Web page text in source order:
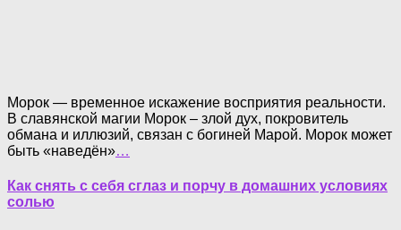
Морок — временное искажение восприятия реальности.
В славянской магии Морок – злой дух, покровитель
обмана и иллюзий, связан с богиней Марой. Морок может
быть «наведён»…
Как снять с себя сглаз и порчу в домашних условиях
солью